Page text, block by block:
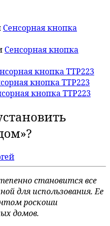
Сенсорная кнопка
Сенсорная кнопка
кнопка TTP223
кнопка TTP223
кнопка TTP223
становится все
для использования. Ее
роскоши
домов.